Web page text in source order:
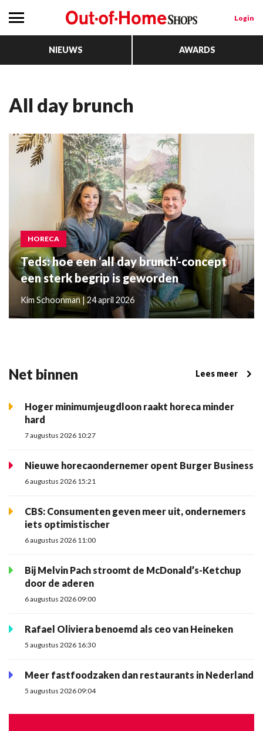
Login
NIEUWS AWARDS
all day brunch
HORECA
Teds: hoe een ‘all day brunch’-concept
een sterk begrip is geworden
Kim Schoonman | 24 april 2026
Net binnen Lees meer
Hoger minimumjeugdloon raakt horeca minder
hard
7 augustus 2026 10:27
Nieuwe horecaondernemer opent Burger Business
6 augustus 2026 15:21
CBS: Consumenten geven meer uit, ondernemers
iets optimistischer
6 augustus 2026 11:00
Bij Melvin Pach stroomt de McDonald’s-Ketchup
door de aderen
6 augustus 2026 09:00
Rafael Oliviera benoemd als ceo van Heineken
5 augustus 2026 16:30
Meer fastfoodzaken dan restaurants in Nederland
5 augustus 2026 09:04